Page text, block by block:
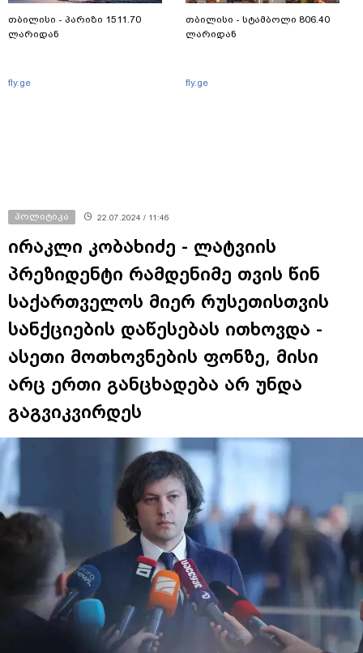
თბილისი - პარიზი 1511.70
ლარიდან
fly.ge
თბილისი - სტამბოლი 806.40
ლარიდან
fly.ge
პოლიტიკა 22.07.2024 / 11:46
ირაკლი კობახიძე - ლატვიის
პრეზიდენტი რამდენიმე თვის წინ
საქართველოს მიერ რუსეთისთვის
სანქციების დაწესებას ითხოვდა -
ასეთი მოთხოვნების ფონზე, მისი
არც ერთი განცხადება არ უნდა
გაგვიკვირდეს